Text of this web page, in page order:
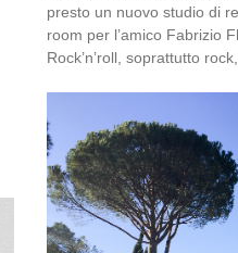
presto un nuovo studio di
room per l’amico Fabrizio
Rock’n’roll, soprattutto